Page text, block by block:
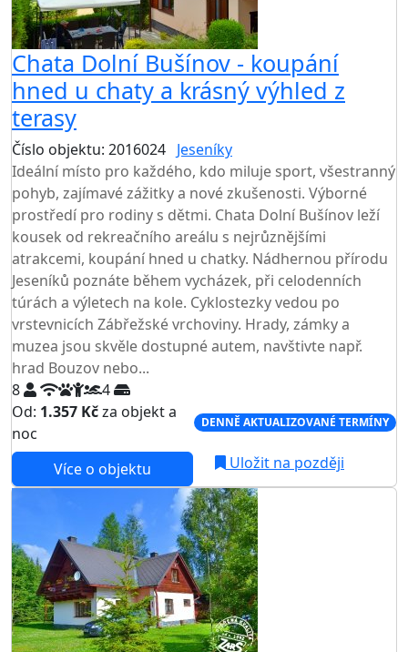
Chata Dolní Bušínov - koupání
hned u chaty a krásný výhled z
terasy
Číslo objektu: 2016024 Jeseníky
Ideální místo pro každého, kdo miluje sport, všestranný
pohyb, zajímavé zážitky a nové zkušenosti. Výborné
prostředí pro rodiny s dětmi. Chata Dolní Bušínov leží
kousek od rekreačního areálu s nejrůznějšími
atrakcemi, koupání hned u chatky. Nádhernou přírodu
Jeseníků poznáte během vycházek, při celodenních
túrách a výletech na kole. Cyklostezky vedou po
vrstevnicích Zábřežské vrchoviny. Hrady, zámky a
muzea jsou skvěle dostupné autem, navštivte např.
hrad Bouzov nebo...
8
4
Od: 1.357 Kčza objekt a
noc
DENNĚ AKTUALIZOVANÉ TERMÍNY
Více o objektu Uložit na později